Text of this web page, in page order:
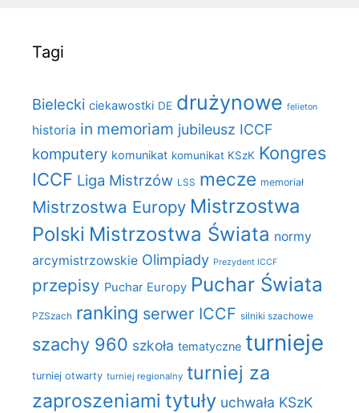
Tagi
Bielecki ciekawostki DE drużynowe felieton
historia in memoriam jubileusz ICCF
komputery komunikat komunikat KSzK Kongres
ICCF Liga Mistrzów LSS mecze memoriał
Mistrzostwa Europy Mistrzostwa
Polski Mistrzostwa Świata normy
arcymistrzowskie Olimpiady Prezydent ICCF
przepisy Puchar Europy Puchar Świata
PZSzach ranking serwer ICCF silniki szachowe
szachy 960 szkoła tematyczne turnieje
turniej otwarty turniej regionalny turniej za
zaproszeniami tytuły uchwała KSzK